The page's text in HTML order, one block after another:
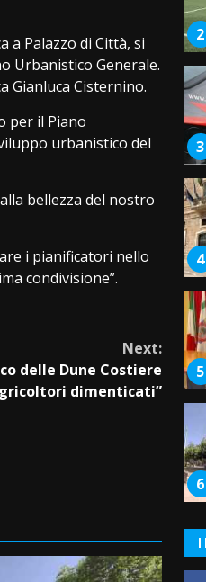
a Palazzo di Città, si
Urbanistico Generale.
Gianluca Cisternino.
per il Piano
urbanistico del
bellezza del nostro
i pianificatori nello
condivisione”.
Next:
delle Dune Costiere
dimenticati”
2
3
4
5
6